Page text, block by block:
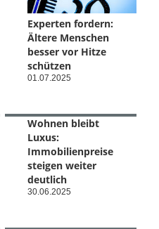
Experten fordern:
Ältere Menschen
besser vor Hitze
schützen
01.07.2025
Wohnen bleibt
Luxus:
Immobilienpreise
steigen weiter
deutlich
30.06.2025